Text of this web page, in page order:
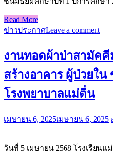
Read More
ข่าวประกาศLeave a comment
งานทอดผ้าป่าสามัค
สร้างอาคาร ผู้ป่วยใน
โรงพยาบาลแม่ตื่น
เมษายน 6, 2025เมษายน 6, 2025
วันที่ 5 เมษายน 2568 โรงเรียน